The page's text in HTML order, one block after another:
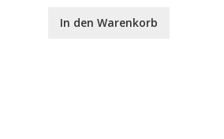
In den Warenkorb